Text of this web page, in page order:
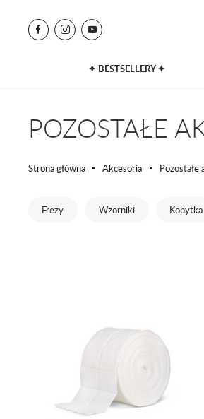
✦ BESTSELLERY ✦
POZOSTAŁE
Strona główna Akcesoria Pozostałe
Frezy Wzorniki Kopytka